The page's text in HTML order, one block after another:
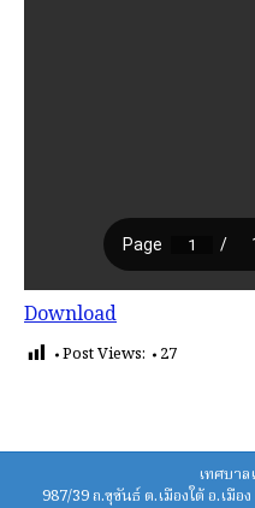
Download
Post Views: 27
เทศบา
987/39 ถ.ขุขันธ์ ต.เมืองใต้ อ.เมือ